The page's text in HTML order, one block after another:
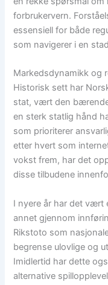
forbrukervern.
essensiell for både
som navigerer i en
Markedsdynamikk og
Historisk sett har
stat, vært den
en sterk statlig hånd
som prioriterer
etter hvert som
vokst frem, har det
disse tilbudene
I nyere år har det vært
annet gjennom
Rikstoto som
begrense ulovlige og
Imidlertid har dette
alternative